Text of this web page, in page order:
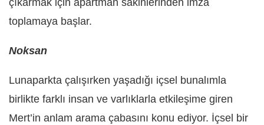
çıkarmak için apartman sakinlerinden imza
toplamaya başlar.
Noksan
Lunaparkta çalışırken yaşadığı içsel bunalımla
birlikte farklı insan ve varlıklarla etkileşime giren
Mert’in anlam arama çabasını konu ediyor. İçsel bir